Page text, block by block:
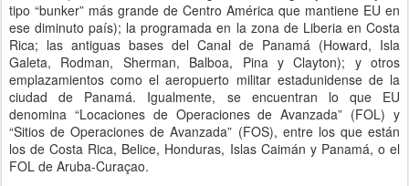
tipo “bunker” más grande de Centro América que mantiene EU en
ese diminuto país); la programada en la zona de Liberia en Costa
Rica; las antiguas bases del Canal de Panamá (Howard, Isla
Galeta, Rodman, Sherman, Balboa, Pina y Clayton); y otros
emplazamientos como el aeropuerto militar estadunidense de la
ciudad de Panamá. Igualmente, se encuentran lo que EU
denomina “Locaciones de Operaciones de Avanzada” (FOL) y
“Sitios de Operaciones de Avanzada” (FOS), entre los que están
los de Costa Rica, Belice, Honduras, Islas Caimán y Panamá, o el
FOL de Aruba-Curaçao.